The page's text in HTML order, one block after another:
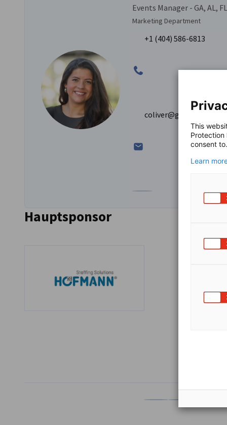
Events Manager - GA, AL,
Marketing Department
+1 (404) 586-6813
coliver@gaccsouth.com
Zum Profil von Claire
Hauptsponsor
Auf Facebook teilen
Auf LinkedIn
Auf X
This
Protection
consent to.
Learn